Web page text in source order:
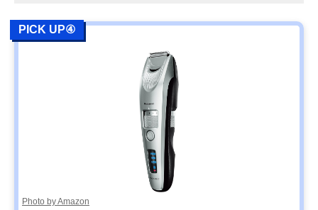
PICK UP④
Photo by Amazon